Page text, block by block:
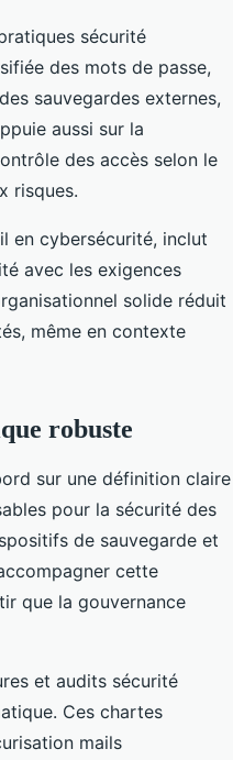
sécurité
des mots de passe,
sauvegardes externes,
aussi sur la
des accès selon le
risques.
en cybersécurité, inclut
avec les exigences
solide réduit
même en contexte
robuste
sur une définition claire
pour la sécurité des
de sauvegarde et
cette
que la gouvernance
et audits sécurité
Ces chartes
mails